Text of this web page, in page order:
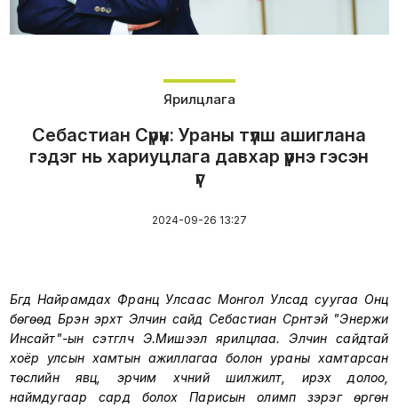
Ярилцлага
Себастиан Сүрүн: Ураны түлш ашиглана
гэдэг нь хариуцлага давхар үүрнэ гэсэн
үг
2024-09-26 13:27
Бүгд Найрамдах Франц Улсаас Монгол Улсад суугаа Онц
бөгөөд Бүрэн эрхт Элчин сайд Себастиан Сүрүнтэй "Энержи
Инсайт"-ын сэтгүүлч Э.Мишээл ярилцлаа. Элчин сайдтай
хоёр улсын хамтын ажиллагаа болон ураны хамтарсан
төслийн явц, эрчим хүчний шилжилт, ирэх долоо,
наймдугаар сард болох Парисын олимп зэрэг өргөн